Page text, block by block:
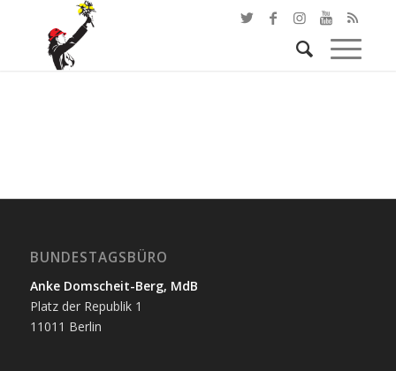
BUNDESTAGSBÜRO
Anke Domscheit-Berg, MdB
Platz der Republik 1
11011 Berlin